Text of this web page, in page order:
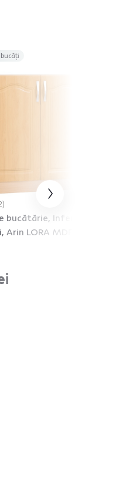
bucătărie, Inferior, Cu
Arin LORA MDF NEW